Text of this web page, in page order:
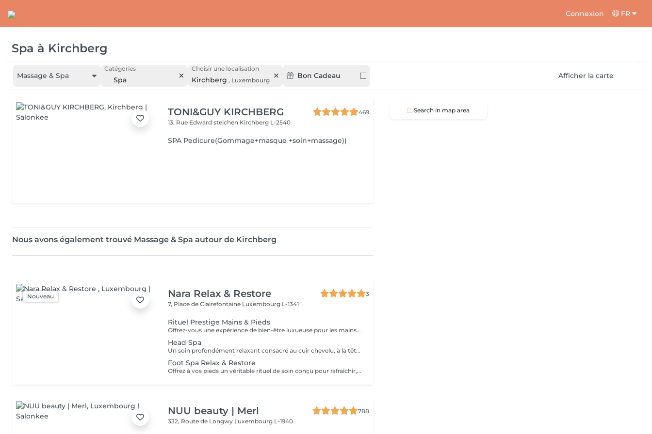
Connexion FR
Spa à Kirchberg
Massage & Spa
Catégories
Spa
Choisir une localisation
Kirchberg , Luxembourg
Bon Cadeau Afficher la carte
TONI&GUY KIRCHBERG
469
13, Rue Edward steichen Kirchberg L-2540
SPA Pedicure(Gommage+masque +soin+massage))
Nous avons également trouvé Massage & Spa autour de Kirchberg
Nouveau Nara Relax & Restore
3
7, Place de Clairefontaine Luxembourg L-1341
Rituel Prestige Mains & Pieds
Offrez-vous une expérience de bien-être luxueuse pour les mains et les pieds, conçue pour laisser votre peau douce, nourrie et parfaitement revitalisée. Soin des Pieds (45 min) Bain de Pieds Gommage des Pieds Massage des Pieds Soin à la Paraffine Chaude Soin des Mains (30 min) Gommage des Mains Massage des Mains Soin à la Paraffine Chaude Ce soin associe exfoliation, massage et chaleur apaisante de la paraffine pour adoucir la peau, favoriser la détente et procurer une sensation durable de confort aux mains et aux pieds.
Head Spa
Un soin profondément relaxant consacré au cuir chevelu, à la tête, à la nuque et au bien-être général. Des techniques de massage douces aident à soulager les tensions, stimuler la circulation et procurer une agréable sensation de détente tout en prenant soin du cuir chevelu et des cheveux. Le soin comprend un massage relaxant du cuir chevelu, un shampooing et un séchage des cheveux. Idéal pour réduire le stress, relâcher les tensions et profiter d'un véritable moment de détente.
Foot Spa Relax & Restore
Offrez à vos pieds un véritable rituel de soin conçu pour rafraîchir, adoucir et restaurer leur confort. Ce traitement associe un bain de pieds relaxant, un gommage exfoliant, un masque nourrissant, un soin à la paraffine et un massage des pieds pour laisser la peau douce, fraîche et revitalisée. Idéal pour les pieds fatigués nécessitant une attention particulière.
NUU beauty | Merl
788
332, Route de Longwy Luxembourg L-1940
Search in map area